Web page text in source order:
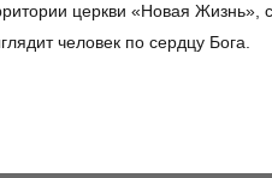
церкви «Новая Жизнь»,
человек по сердцу Бога.